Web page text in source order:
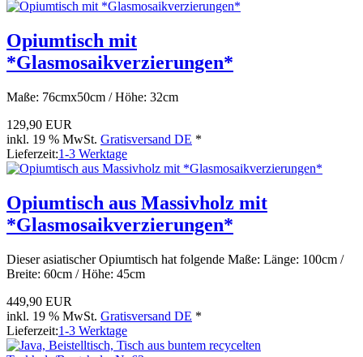
Opiumtisch mit
*Glasmosaikverzierungen*
Maße: 76cmx50cm / Höhe: 32cm
129,90 EUR
inkl. 19 % MwSt. Gratisversand DE *
Lieferzeit:1-3 Werktage
Opiumtisch aus Massivholz mit
*Glasmosaikverzierungen*
Dieser asiatischer Opiumtisch hat folgende Maße: Länge: 100cm /
Breite: 60cm / Höhe: 45cm
449,90 EUR
inkl. 19 % MwSt. Gratisversand DE *
Lieferzeit:1-3 Werktage